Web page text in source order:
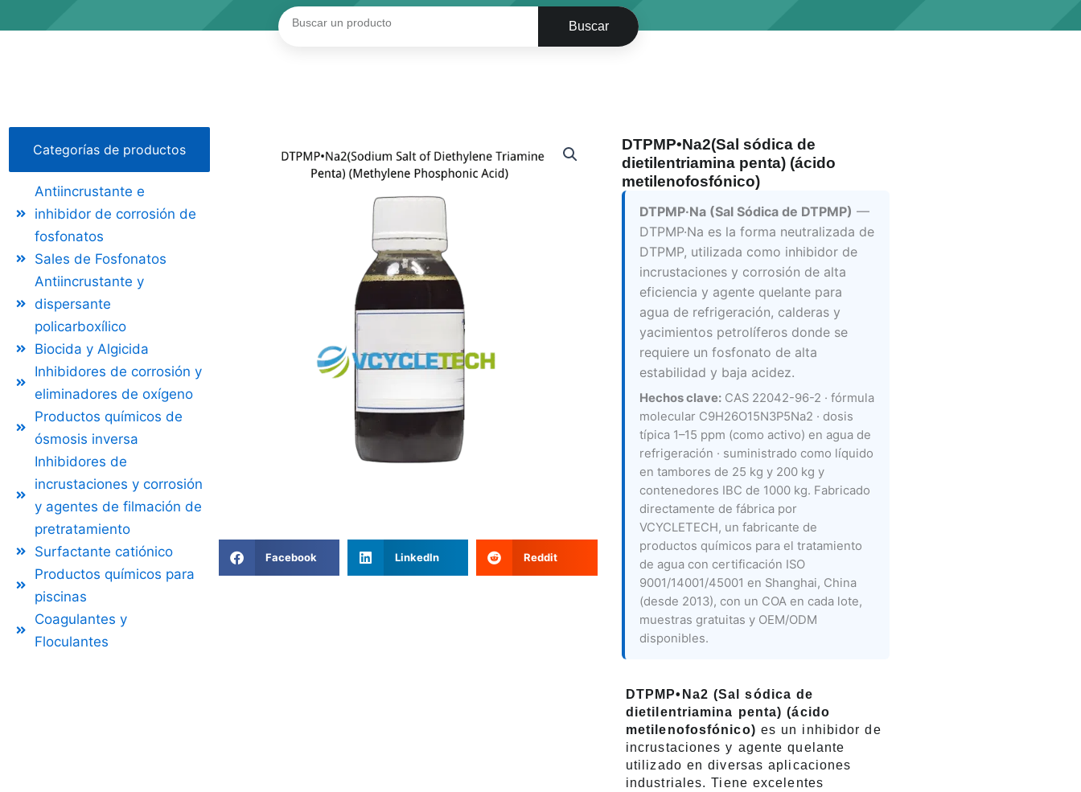
Buscar
Categorías de productos
Antiincrustante e
inhibidor de corrosión de
fosfonatos
Sales de Fosfonatos
Antiincrustante y
dispersante
policarboxílico
Biocida y Algicida
Inhibidores de corrosión y
eliminadores de oxígeno
Productos químicos de
ósmosis inversa
Inhibidores de
incrustaciones y corrosión
y agentes de filmación de
pretratamiento
Surfactante catiónico
Productos químicos para
piscinas
Coagulantes y
Floculantes
Facebook LinkedIn Reddit
DTPMP•Na2(Sal sódica de
dietilentriamina penta) (ácido
metilenofosfónico)
DTPMP·Na (Sal Sódica de DTPMP) —
DTPMP·Na es la forma neutralizada de
DTPMP, utilizada como inhibidor de
incrustaciones y corrosión de alta
eficiencia y agente quelante para
agua de refrigeración, calderas y
yacimientos petrolíferos donde se
requiere un fosfonato de alta
estabilidad y baja acidez.
Hechos clave:CAS 22042-96-2 · fórmula
molecular C9H26O15N3P5Na2 · dosis
típica 1–15 ppm (como activo) en agua de
refrigeración · suministrado como líquido
en tambores de 25 kg y 200 kg y
contenedores IBC de 1000 kg. Fabricado
directamente de fábrica por
VCYCLETECH, un fabricante de
productos químicos para el tratamiento
de agua con certificación ISO
9001/14001/45001 en Shanghai, China
(desde 2013), con un COA en cada lote,
muestras gratuitas y OEM/ODM
disponibles.
DTPMP•Na2 (Sal sódica de
dietilentriamina penta) (ácido
metilenofosfónico) es un inhibidor de
incrustaciones y agente quelante
utilizado en diversas aplicaciones
industriales. Tiene excelentes